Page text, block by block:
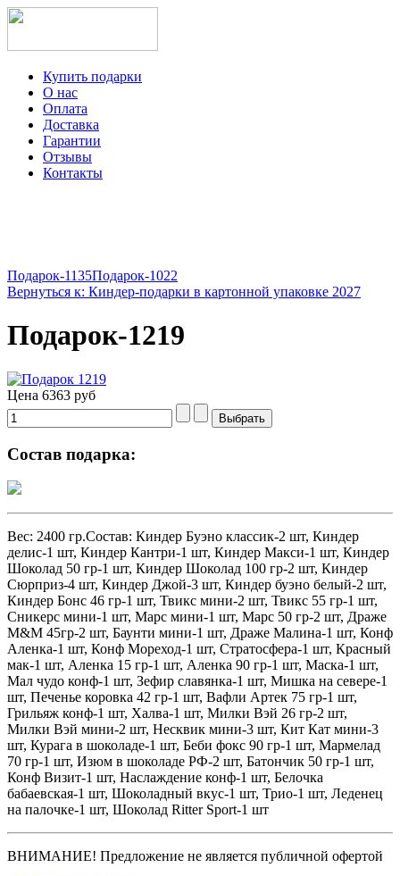
Купить подарки
О нас
Оплата
Доставка
Гарантии
Отзывы
Контакты
Подарок-1135Подарок-1022
Вернуться к: Киндер-подарки в картонной упаковке 2027
Подарок-1219
Цена 6363 руб
Состав подарка:
Вес: 2400 гр.Состав: Киндер Буэно классик-2 шт, Киндер
делис-1 шт, Киндер Кантри-1 шт, Киндер Макси-1 шт, Киндер
Шоколад 50 гр-1 шт, Киндер Шоколад 100 гр-2 шт, Киндер
Сюрприз-4 шт, Киндер Джой-3 шт, Киндер буэно белый-2 шт,
Киндер Бонс 46 гр-1 шт, Твикс мини-2 шт, Твикс 55 гр-1 шт,
Сникерс мини-1 шт, Марс мини-1 шт, Марс 50 гр-2 шт, Драже
M&M 45гр-2 шт, Баунти мини-1 шт, Драже Малина-1 шт, Конф
Аленка-1 шт, Конф Мореход-1 шт, Стратосфера-1 шт, Красный
мак-1 шт, Аленка 15 гр-1 шт, Аленка 90 гр-1 шт, Маска-1 шт,
Мал чудо конф-1 шт, Зефир славянка-1 шт, Мишка на севере-1
шт, Печенье коровка 42 гр-1 шт, Вафли Артек 75 гр-1 шт,
Грильяж конф-1 шт, Халва-1 шт, Милки Вэй 26 гр-2 шт,
Милки Вэй мини-2 шт, Несквик мини-3 шт, Кит Кат мини-3
шт, Курага в шоколаде-1 шт, Беби фокс 90 гр-1 шт, Мармелад
70 гр-1 шт, Изюм в шоколаде РФ-2 шт, Батончик 50 гр-1 шт,
Конф Визит-1 шт, Наслаждение конф-1 шт, Белочка
бабаевская-1 шт, Шоколадный вкус-1 шт, Трио-1 шт, Леденец
на палочке-1 шт, Шоколад Ritter Sport-1 шт
ВНИМАНИЕ! Предложение не является публичной офертой